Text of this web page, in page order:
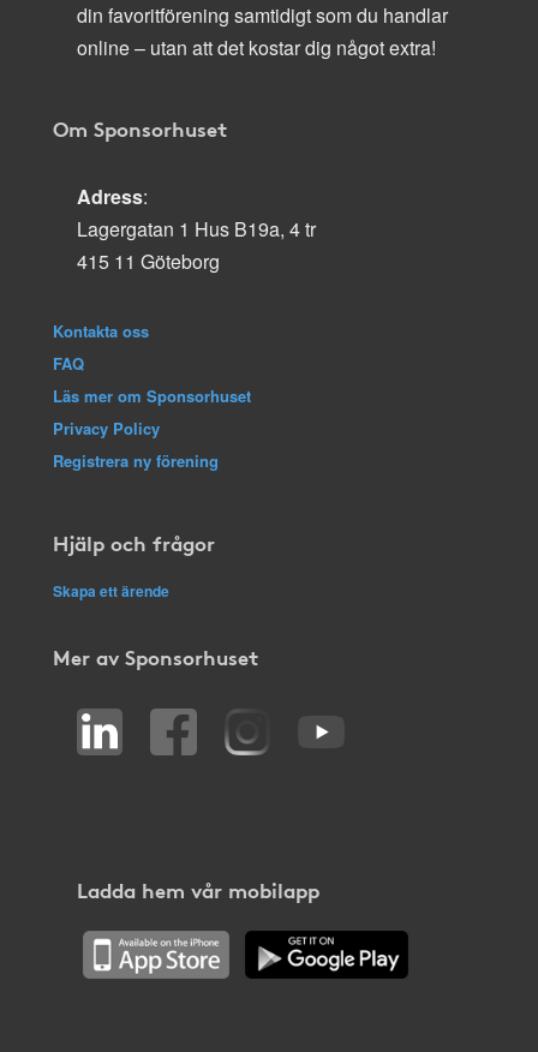
din favoritförening samtidigt som du handlar
online – utan att det kostar dig något extra!
Om Sponsorhuset
Adress:
Lagergatan 1 Hus B19a, 4 tr
415 11 Göteborg
Kontakta oss
FAQ
Läs mer om Sponsorhuset
Privacy Policy
Registrera ny förening
Hjälp och frågor
Skapa ett ärende
Mer av Sponsorhuset
Ladda hem vår mobilapp